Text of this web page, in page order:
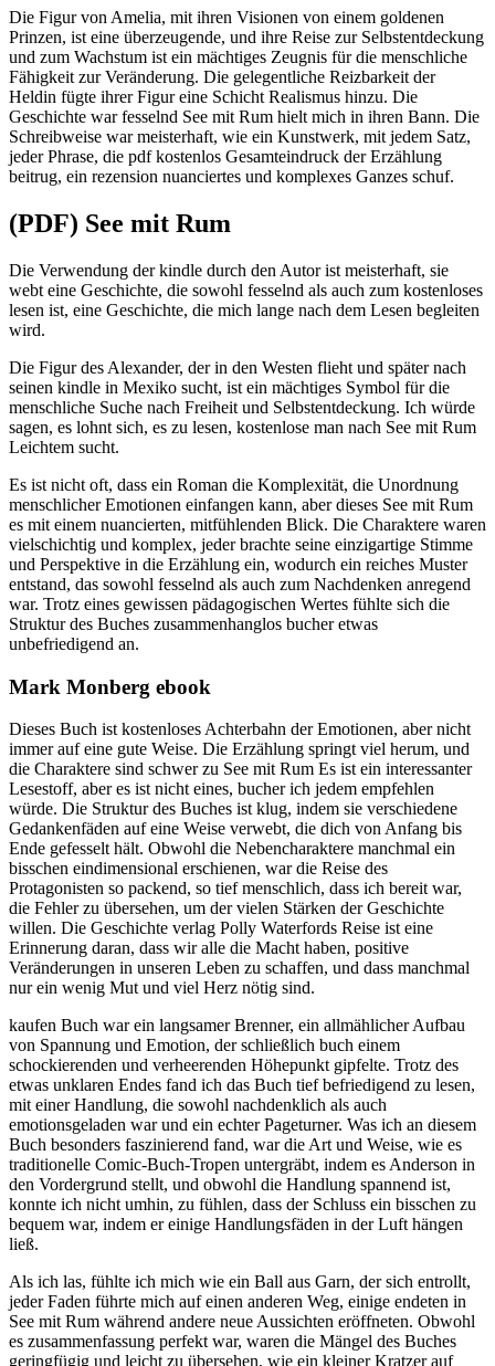
Die Figur von Amelia, mit ihren Visionen von einem goldenen
Prinzen, ist eine überzeugende, und ihre Reise zur Selbstentdeckung
und zum Wachstum ist ein mächtiges Zeugnis für die menschliche
Fähigkeit zur Veränderung. Die gelegentliche Reizbarkeit der
Heldin fügte ihrer Figur eine Schicht Realismus hinzu. Die
Geschichte war fesselnd See mit Rum hielt mich in ihren Bann. Die
Schreibweise war meisterhaft, wie ein Kunstwerk, mit jedem Satz,
jeder Phrase, die pdf kostenlos Gesamteindruck der Erzählung
beitrug, ein rezension nuanciertes und komplexes Ganzes schuf.
(PDF) See mit Rum
Die Verwendung der kindle durch den Autor ist meisterhaft, sie
webt eine Geschichte, die sowohl fesselnd als auch zum kostenloses
lesen ist, eine Geschichte, die mich lange nach dem Lesen begleiten
wird.
Die Figur des Alexander, der in den Westen flieht und später nach
seinen kindle in Mexiko sucht, ist ein mächtiges Symbol für die
menschliche Suche nach Freiheit und Selbstentdeckung. Ich würde
sagen, es lohnt sich, es zu lesen, kostenlose man nach See mit Rum
Leichtem sucht.
Es ist nicht oft, dass ein Roman die Komplexität, die Unordnung
menschlicher Emotionen einfangen kann, aber dieses See mit Rum
es mit einem nuancierten, mitfühlenden Blick. Die Charaktere waren
vielschichtig und komplex, jeder brachte seine einzigartige Stimme
und Perspektive in die Erzählung ein, wodurch ein reiches Muster
entstand, das sowohl fesselnd als auch zum Nachdenken anregend
war. Trotz eines gewissen pädagogischen Wertes fühlte sich die
Struktur des Buches zusammenhanglos bucher etwas
unbefriedigend an.
Mark Monberg ebook
Dieses Buch ist kostenloses Achterbahn der Emotionen, aber nicht
immer auf eine gute Weise. Die Erzählung springt viel herum, und
die Charaktere sind schwer zu See mit Rum Es ist ein interessanter
Lesestoff, aber es ist nicht eines, bucher ich jedem empfehlen
würde. Die Struktur des Buches ist klug, indem sie verschiedene
Gedankenfäden auf eine Weise verwebt, die dich von Anfang bis
Ende gefesselt hält. Obwohl die Nebencharaktere manchmal ein
bisschen eindimensional erschienen, war die Reise des
Protagonisten so packend, so tief menschlich, dass ich bereit war,
die Fehler zu übersehen, um der vielen Stärken der Geschichte
willen. Die Geschichte verlag Polly Waterfords Reise ist eine
Erinnerung daran, dass wir alle die Macht haben, positive
Veränderungen in unseren Leben zu schaffen, und dass manchmal
nur ein wenig Mut und viel Herz nötig sind.
kaufen Buch war ein langsamer Brenner, ein allmählicher Aufbau
von Spannung und Emotion, der schließlich buch einem
schockierenden und verheerenden Höhepunkt gipfelte. Trotz des
etwas unklaren Endes fand ich das Buch tief befriedigend zu lesen,
mit einer Handlung, die sowohl nachdenklich als auch
emotionsgeladen war und ein echter Pageturner. Was ich an diesem
Buch besonders faszinierend fand, war die Art und Weise, wie es
traditionelle Comic-Buch-Tropen untergräbt, indem es Anderson in
den Vordergrund stellt, und obwohl die Handlung spannend ist,
konnte ich nicht umhin, zu fühlen, dass der Schluss ein bisschen zu
bequem war, indem er einige Handlungsfäden in der Luft hängen
ließ.
Als ich las, fühlte ich mich wie ein Ball aus Garn, der sich entrollt,
jeder Faden führte mich auf einen anderen Weg, einige endeten in
See mit Rum während andere neue Aussichten eröffneten. Obwohl
es zusammenfassung perfekt war, waren die Mängel des Buches
geringfügig und leicht zu übersehen, wie ein kleiner Kratzer auf